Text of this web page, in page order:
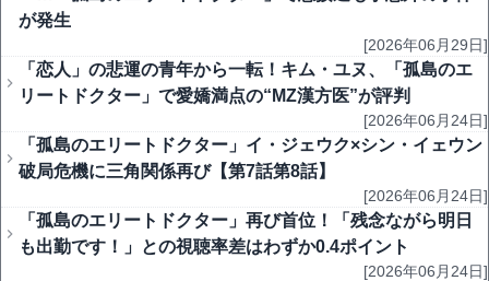
が発生
[2026年06月29日]
「恋人」の悲運の青年から一転！キム・ユヌ、「孤島のエ
リートドクター」で愛嬌満点の“MZ漢方医”が評判
[2026年06月24日]
「孤島のエリートドクター」イ・ジェウク×シン・イェウン
破局危機に三角関係再び【第7話第8話】
[2026年06月24日]
「孤島のエリートドクター」再び首位！「残念ながら明日
も出勤です！」との視聴率差はわずか0.4ポイント
[2026年06月24日]